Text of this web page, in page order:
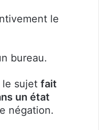
le
bureau.
le sujet fait
un état
négation.